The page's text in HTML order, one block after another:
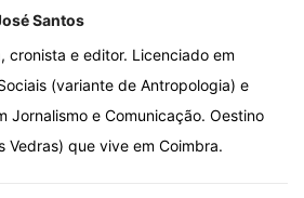
Santos
cronista e editor. Licenciado em
(variante de Antropologia) e
Jornalismo e Comunicação. Oestino
Vedras) que vive em Coimbra.